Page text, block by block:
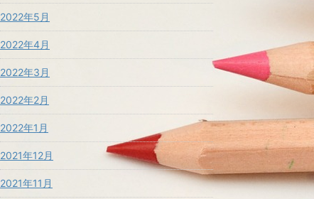
2022年5月
2022年4月
2022年3月
2022年2月
2022年1月
2021年12月
2021年11月